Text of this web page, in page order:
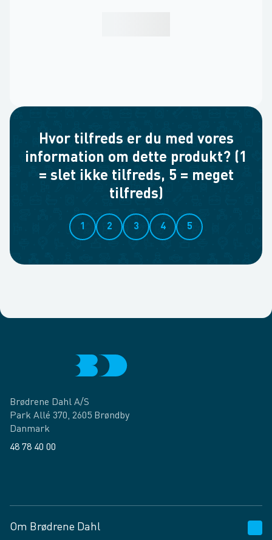
Hvor tilfreds er du med vores
information om dette produkt? (1
= slet ikke tilfreds, 5 = meget
tilfreds)
1 2 3 4 5
Brødrene Dahl A/S
Park Allé 370, 2605 Brøndby
Danmark
48 78 40 00
Om Brødrene Dahl